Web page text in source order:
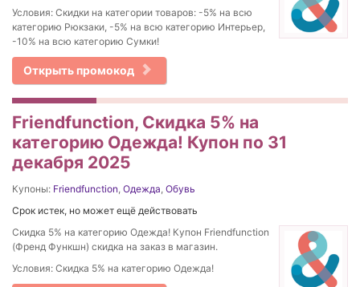
Условия: Скидки на категории товаров: -5% на всю
категорию Рюкзаки, -5% на всю категорию Интерьер,
-10% на всю категорию Сумки!
Открыть промокод
Friendfunction, Скидка 5% на
категорию Одежда! Купон по 31
декабря 2025
Купоны: Friendfunction, Одежда, Обувь
Срок истек, но может ещё действовать
Скидка 5% на категорию Одежда! Купон Friendfunction
(Френд Функшн) скидка на заказ в магазин.
Условия: Скидка 5% на категорию Одежда!